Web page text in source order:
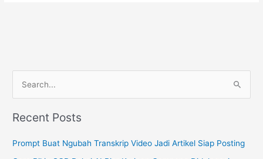
c
h
Recent Posts
Prompt Buat Ngubah Transkrip Video Jadi Artikel Siap Posting